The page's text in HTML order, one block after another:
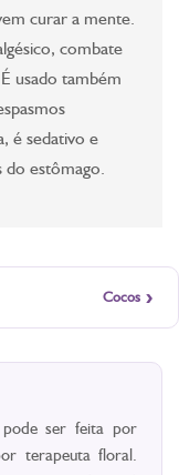
curar a mente.
combate
usado também
é sedativo e
estômago.
Cocos ›
ser feita por
terapeuta floral.